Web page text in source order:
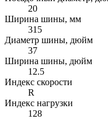
20
Ширина шины, мм
315
Диаметр шины, дюйм
37
Ширина шины, дюйм
12.5
Индекс скорости
R
Индекс нагрузки
128